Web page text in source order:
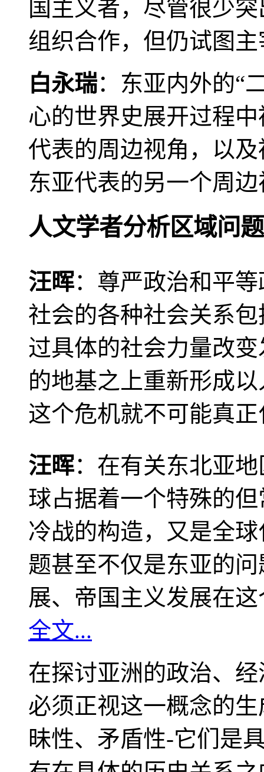
国主义者，尽管很少
组织合作，但仍试图
白永瑞：东亚内外的“
心的世界史展开过程
代表的周边视角，以
东亚代表的另一个周
人文学者分析区域问题
汪晖：尊严政治和平
社会的各种社会关系
过具体的社会力量改
的地基之上重新形成
这个危机就不可能真
汪晖：在有关东北亚
球占据着一个特殊的
冷战的构造，又是全
题甚至不仅是东亚的
展、帝国主义发展在
全文...
在探讨亚洲的政治、
必须正视这一概念的
昧性、矛盾性-它们是